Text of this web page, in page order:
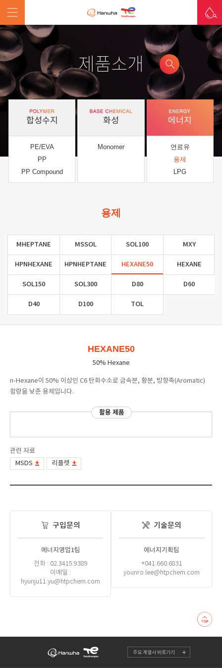
제품소개
합성수지
PE/EVA
PP
PP Compound
화성
Monomer
에너지
연료유
용제
LPG
용제
MHEPTANE MSSOL SOL100 MXY
HPNHEXANE HPNHEPTANE HEXANE50 HEXANE
SOL150 SOL300 D80 D60
D40 D100 TOL
HEXANE50
50% Hexane
n-Hexane이 50% 이상인 C6 탄화수소로 금속분, 황분, 방향족(Aromatic)
함량을 낮춘 용제입니다.
활용 제품
관련 자료
MSDS
리플렛
구입문의
에너지영업1팀
전화 : 02.3415.9389
이메일 :
hyunju11.yu@htpchem.com
기술문의
에너지기획팀
+041.660.6831
younro.lee@htpchem.com
주요 계열사 바로가기